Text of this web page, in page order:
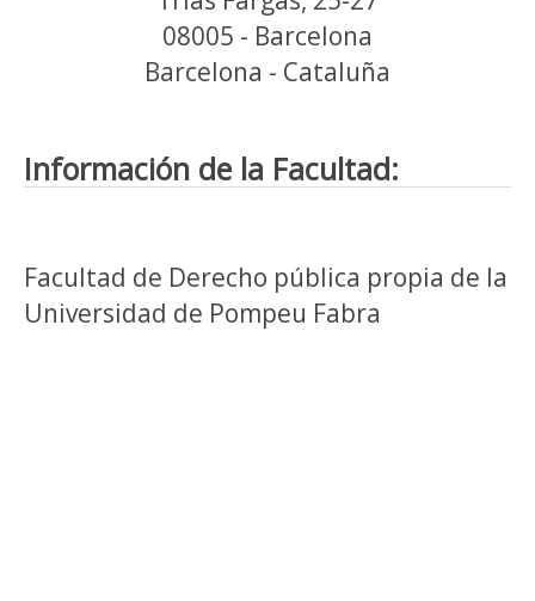
08005 - Barcelona
Barcelona - Cataluña
Información de la Facultad:
Facultad de Derecho pública propia de la
Universidad de Pompeu Fabra